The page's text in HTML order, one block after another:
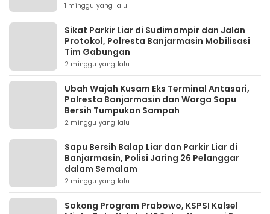
1 minggu yang lalu
Sikat Parkir Liar di Sudimampir dan Jalan
Protokol, Polresta Banjarmasin Mobilisasi
Tim Gabungan
2 minggu yang lalu
Ubah Wajah Kusam Eks Terminal Antasari,
Polresta Banjarmasin dan Warga Sapu
Bersih Tumpukan Sampah
2 minggu yang lalu
Sapu Bersih Balap Liar dan Parkir Liar di
Banjarmasin, Polisi Jaring 26 Pelanggar
dalam Semalam
2 minggu yang lalu
Sokong Program Prabowo, KSPSI Kalsel